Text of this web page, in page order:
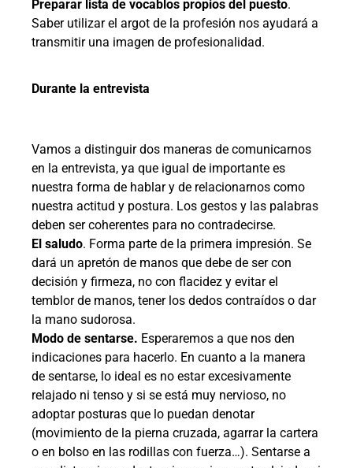
Preparar lista de vocablos propios del puesto.
Saber utilizar el argot de la profesión nos ayudará a
transmitir una imagen de profesionalidad.
Durante la entrevista
Vamos a distinguir dos maneras de comunicarnos
en la entrevista, ya que igual de importante es
nuestra forma de hablar y de relacionarnos como
nuestra actitud y postura. Los gestos y las palabras
deben ser coherentes para no contradecirse.
El saludo. Forma parte de la primera impresión. Se
dará un apretón de manos que debe de ser con
decisión y firmeza, no con flacidez y evitar el
temblor de manos, tener los dedos contraídos o dar
la mano sudorosa.
Modo de sentarse. Esperaremos a que nos den
indicaciones para hacerlo. En cuanto a la manera
de sentarse, lo ideal es no estar excesivamente
relajado ni tenso y si se está muy nervioso, no
adoptar posturas que lo puedan denotar
(movimiento de la pierna cruzada, agarrar la cartera
o en bolso en las rodillas con fuerza…). Sentarse a